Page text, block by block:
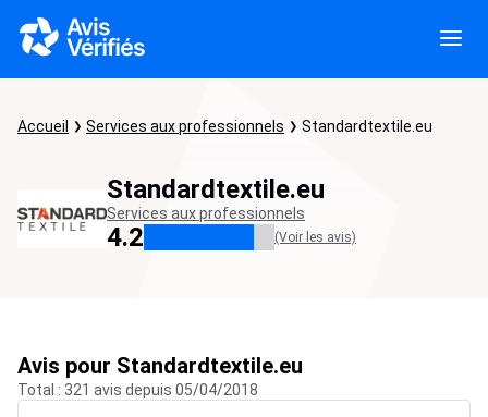
Accueil Services aux professionnels Standardtextile.eu
Standardtextile.eu
Services aux professionnels
4.2 (Voir les avis)
Avis pour Standardtextile.eu
Total : 321 avis depuis 05/04/2018